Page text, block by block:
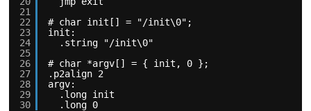
21
22
23
24
25
26
27
28
29
30
# char init[] = "/init\0";
init:
.string "/init\0"
# char *argv[] = { init, 0 };
.p2align 2
argv:
.long init
.long 0